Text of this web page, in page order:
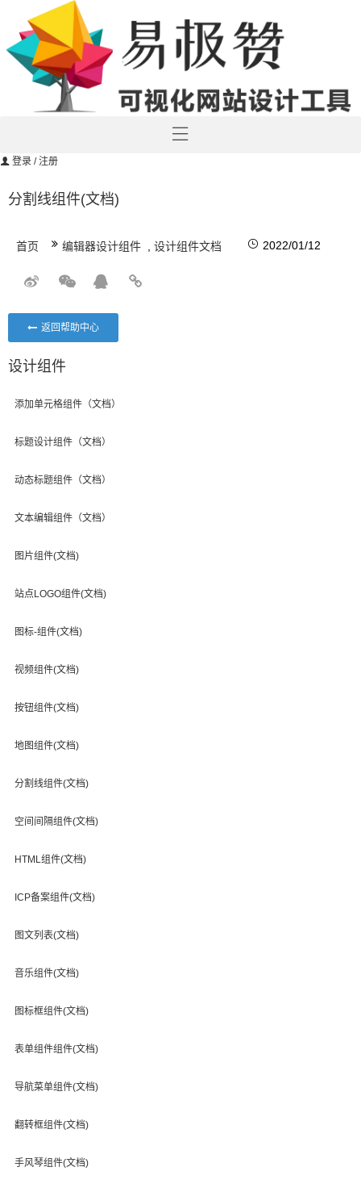
登录 / 注册
分割线组件(文档)
首页 编辑器设计组件 设计组件文档 2022/01/12
返回帮助中心
设计组件
添加单元格组件（文档）
标题设计组件（文档）
动态标题组件（文档）
文本编辑组件（文档）
图片组件(文档)
站点LOGO组件(文档)
图标-组件(文档)
视频组件(文档)
按钮组件(文档)
地图组件(文档)
分割线组件(文档)
空间间隔组件(文档)
HTML组件(文档)
ICP备案组件(文档)
图文列表(文档)
音乐组件(文档)
图标框组件(文档)
表单组件组件(文档)
导航菜单组件(文档)
翻转框组件(文档)
手风琴组件(文档)